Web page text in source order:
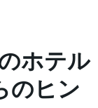
ホテル
のヒン